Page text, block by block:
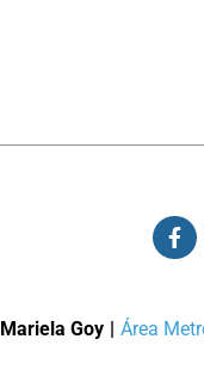
Mariela Goy | Área